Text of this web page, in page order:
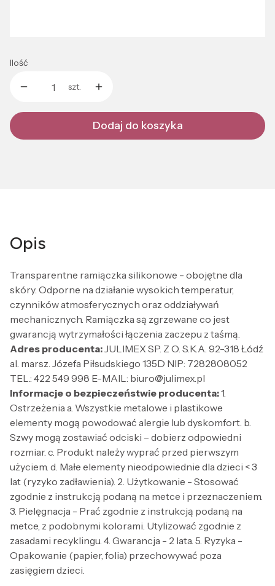
Ilość
szt.
Dodaj do koszyka
Opis
Transparentne ramiączka silikonowe - obojętne dla
skóry. Odporne na działanie wysokich temperatur,
czynników atmosferycznych oraz oddziaływań
mechanicznych. Ramiączka są zgrzewane co jest
gwarancją wytrzymałości łączenia zaczepu z taśmą.
Adres producenta:JULIMEX SP. Z O. S.K.A. 92-318 Łódź
al. marsz. Józefa Piłsudskiego 135D NIP: 7282808052
TEL.: 422 549 998 E-MAIL: biuro@julimex.pl
Informacje o bezpieczeństwie producenta:1.
Ostrzeżenia a. Wszystkie metalowe i plastikowe
elementy mogą powodować alergie lub dyskomfort. b.
Szwy mogą zostawiać odciski – dobierz odpowiedni
rozmiar. c. Produkt należy wyprać przed pierwszym
użyciem. d. Małe elementy nieodpowiednie dla dzieci < 3
lat (ryzyko zadławienia). 2. Użytkowanie - Stosować
zgodnie z instrukcją podaną na metce i przeznaczeniem.
3. Pielęgnacja - Prać zgodnie z instrukcją podaną na
metce, z podobnymi kolorami. Utylizować zgodnie z
zasadami recyklingu. 4. Gwarancja - 2 lata. 5. Ryzyka -
Opakowanie (papier, folia) przechowywać poza
zasięgiem dzieci.